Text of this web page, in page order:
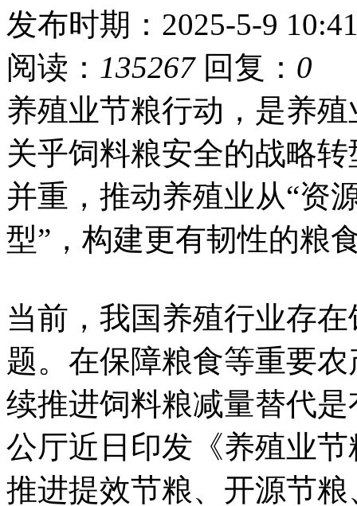
发布时期：2025-5-9
阅读： 135267 回复： 0
养殖业节粮行动，是养
关乎饲料粮安全的战略
并重，推动养殖业从“资
型”，构建更有韧性的粮
当前，我国养殖行业存
题。在保障粮食等重要
续推进饲料粮减量替代
公厅近日印发《养殖业
推进提效节粮、开源节